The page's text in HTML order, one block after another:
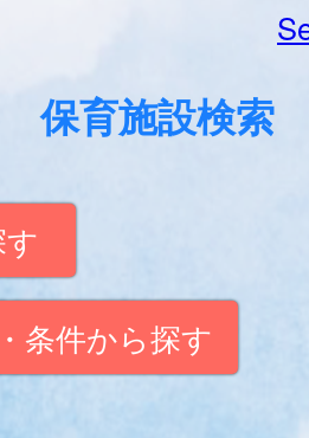
保育施設検索
条件から探す